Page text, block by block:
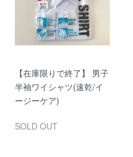
【在庫限りで終了】 男子
半袖ワイシャツ(速乾/イ
ージーケア)
SOLD OUT